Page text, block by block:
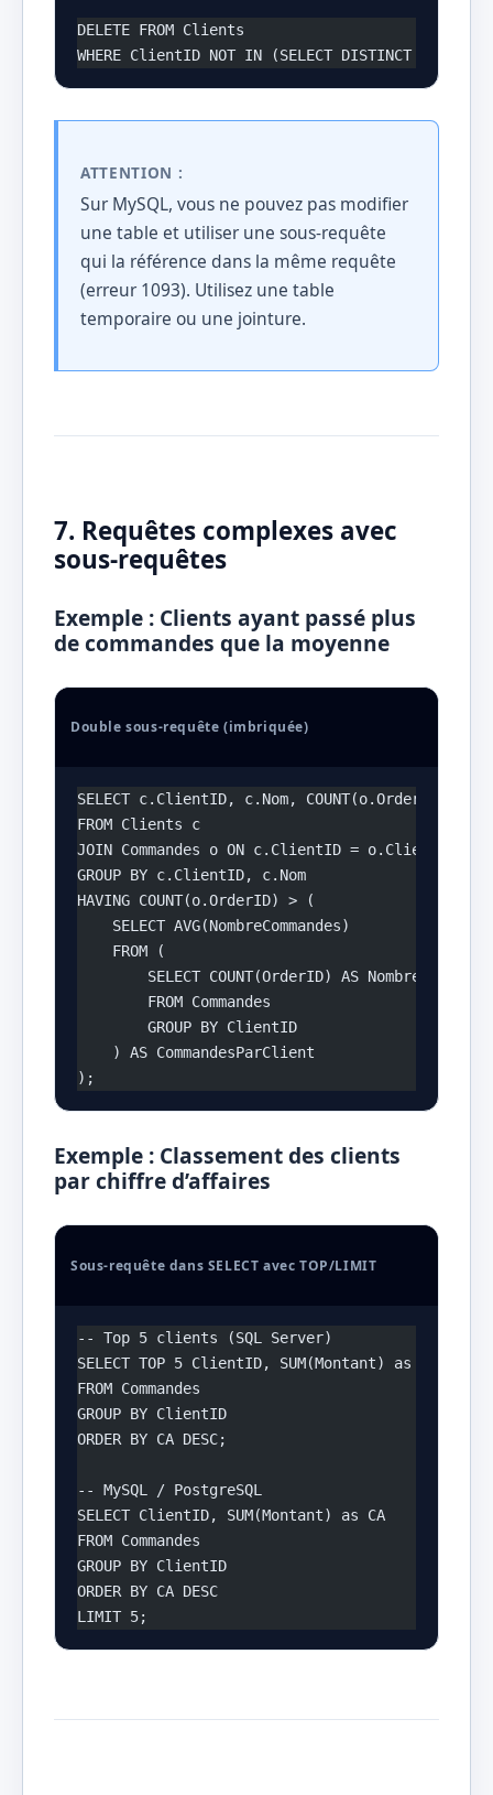
DELETE FROM Clients
WHERE ClientID NOT IN (SELECT DISTINCT ClientID
ATTENTION :
Sur MySQL, vous ne pouvez pas modifier
une table et utiliser une sous-requête
qui la référence dans la même requête
(erreur 1093). Utilisez une table
temporaire ou une jointure.
7. Requêtes complexes avec
sous-requêtes
Exemple : Clients ayant passé plus
de commandes que la moyenne
Double sous-requête (imbriquée)
SELECT c.ClientID, c.Nom, COUNT(o.OrderID) AS
FROM Clients c
JOIN Commandes o ON c.ClientID = o.ClientID
GROUP BY c.ClientID, c.Nom
HAVING COUNT(o.OrderID) > (
    SELECT AVG(NombreCommandes)
    FROM (
SELECT COUNT(OrderID) AS
        FROM Commandes
        GROUP BY ClientID
    ) AS CommandesParClient
);
Exemple : Classement des clients
par chiffre d’affaires
Sous-requête dans SELECT avec TOP/LIMIT
-- Top 5 clients (SQL Server)
SELECT TOP 5 ClientID, SUM(Montant) as CA
FROM Commandes
GROUP BY ClientID
ORDER BY CA DESC;
-- MySQL / PostgreSQL
SELECT ClientID, SUM(Montant) as CA
FROM Commandes
GROUP BY ClientID
ORDER BY CA DESC
LIMIT 5;